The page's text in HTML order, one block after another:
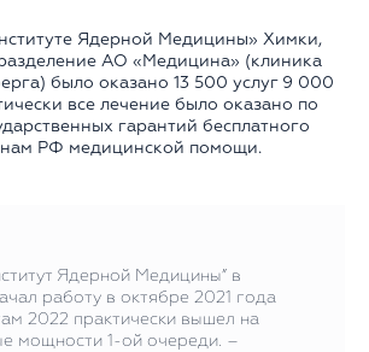
Ядерной Медицины» Химки,
АО «Медицина» (клиника
было оказано 13 500 услуг 9 000
все лечение было оказано по
гарантий бесплатного
РФ медицинской помощи.
Ядерной Медицины” в
работу в октябре 2021 года
2022 практически вышел на
мощности 1-ой очереди. –